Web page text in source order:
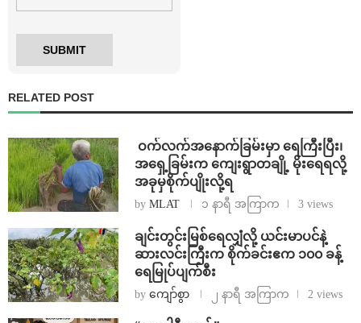
RELATED POST
⁩ ⁨ဝက်လက်အနောက်ခြမ်းမှာ ရေကြီးပြီး၊
အရှေ့ခြမ်းက ကျေးရွာတချို့ မိုးရေရလို့
အခုမှစိုက်ပျိုးလို့ရ
by MLAT ၁ နာရီ အကြာက 3 views
ချင်းတွင်းမြစ်ရေလျှံလို့ ယင်းမာပင်နဲ့
ဆားလင်းကြီးက စိုက်ခင်းဧက ၁၀၀ ခန့်
ရေမြုပ်ပျက်စီး
by ကျော်စွာ ၂ နာရီ အကြာက 2 views